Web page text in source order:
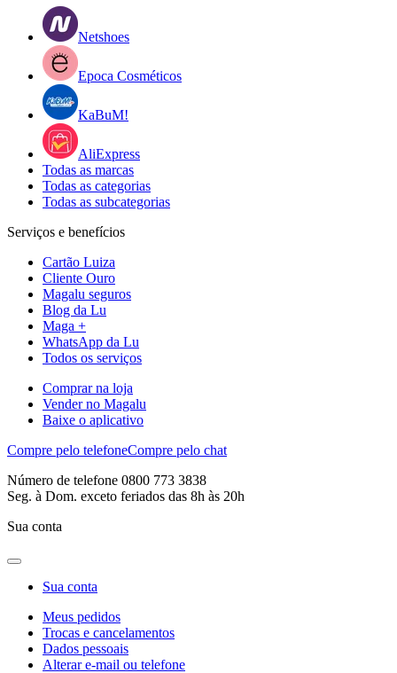
Netshoes
Epoca Cosméticos
KaBuM!
AliExpress
Todas as marcas
Todas as categorias
Todas as subcategorias
Serviços e benefícios
Cartão Luiza
Cliente Ouro
Magalu seguros
Blog da Lu
Maga +
WhatsApp da Lu
Todos os serviços
Comprar na loja
Vender no Magalu
Baixe o aplicativo
Compre pelo telefoneCompre pelo chat
Número de telefone 0800 773 3838
Seg. à Dom. exceto feriados das 8h às 20h
Sua conta
Sua conta
Meus pedidos
Trocas e cancelamentos
Dados pessoais
Alterar e-mail ou telefone